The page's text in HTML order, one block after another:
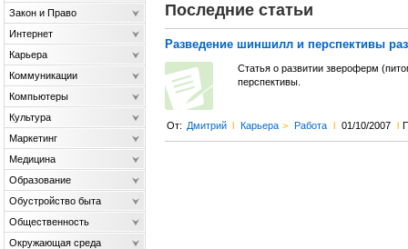
Последние статьи
Разведение шиншилл и перспективы
Статья о развитии звероферм
перспективы.
От: Дмитрий l Карьера > Работа l 01/10/2007 l
Закон и Право
Интернет
Карьера
Коммуникации
Компьютеры
Культура
Маркетинг
Медицина
Образование
Обустройство быта
Общественность
Окружающая среда